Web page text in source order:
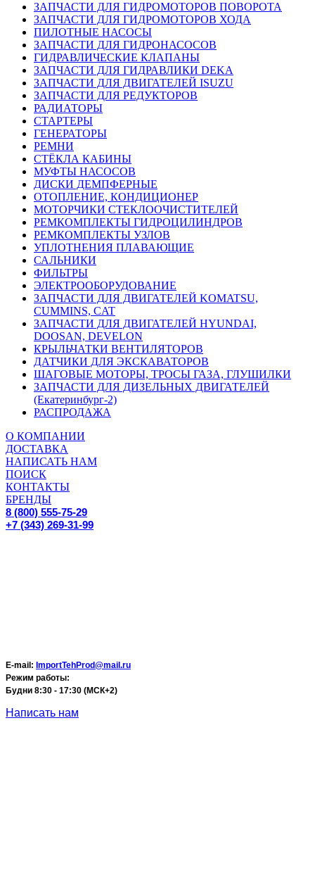
ЗАПЧАСТИ ДЛЯ ГИДРОМОТОРОВ ПОВОРОТА
ЗАПЧАСТИ ДЛЯ ГИДРОМОТОРОВ ХОДА
ПИЛОТНЫЕ НАСОСЫ
ЗАПЧАСТИ ДЛЯ ГИДРОНАСОСОВ
ГИДРАВЛИЧЕСКИЕ КЛАПАНЫ
ЗАПЧАСТИ ДЛЯ ГИДРАВЛИКИ DEKA
ЗАПЧАСТИ ДЛЯ ДВИГАТЕЛЕЙ ISUZU
ЗАПЧАСТИ ДЛЯ РЕДУКТОРОВ
РАДИАТОРЫ
СТАРТЕРЫ
ГЕНЕРАТОРЫ
РЕМНИ
СТЁКЛА КАБИНЫ
МУФТЫ НАСОСОВ
ДИСКИ ДЕМПФЕРНЫЕ
ОТОПЛЕНИЕ, КОНДИЦИОНЕР
МОТОРЧИКИ СТЕКЛООЧИСТИТЕЛЕЙ
РЕМКОМПЛЕКТЫ ГИДРОЦИЛИНДРОВ
РЕМКОМПЛЕКТЫ УЗЛОВ
УПЛОТНЕНИЯ ПЛАВАЮЩИЕ
САЛЬНИКИ
ФИЛЬТРЫ
ЭЛЕКТРООБОРУДОВАНИЕ
ЗАПЧАСТИ ДЛЯ ДВИГАТЕЛЕЙ KOMATSU,
CUMMINS, CAT
ЗАПЧАСТИ ДЛЯ ДВИГАТЕЛЕЙ HYUNDAI,
DOOSAN, DEVELON
КРЫЛЬЧАТКИ ВЕНТИЛЯТОРОВ
ДАТЧИКИ ДЛЯ ЭКСКАВАТОРОВ
ШАГОВЫЕ МОТОРЫ, ТРОСЫ ГАЗА, ГЛУШИЛКИ
ЗАПЧАСТИ ДЛЯ ДИЗЕЛЬНЫХ ДВИГАТЕЛЕЙ
(Екатеринбург-2)
РАСПРОДАЖА
О КОМПАНИИ
ДОСТАВКА
НАПИСАТЬ НАМ
ПОИСК
КОНТАКТЫ
БРЕНДЫ
8 (800) 555-75-29
+7 (343) 269-31-99
E-mail: ImportTehProd@mail.ru
Режим работы:
Будни 8:30 - 17:30 (МСК+2)
Написать нам